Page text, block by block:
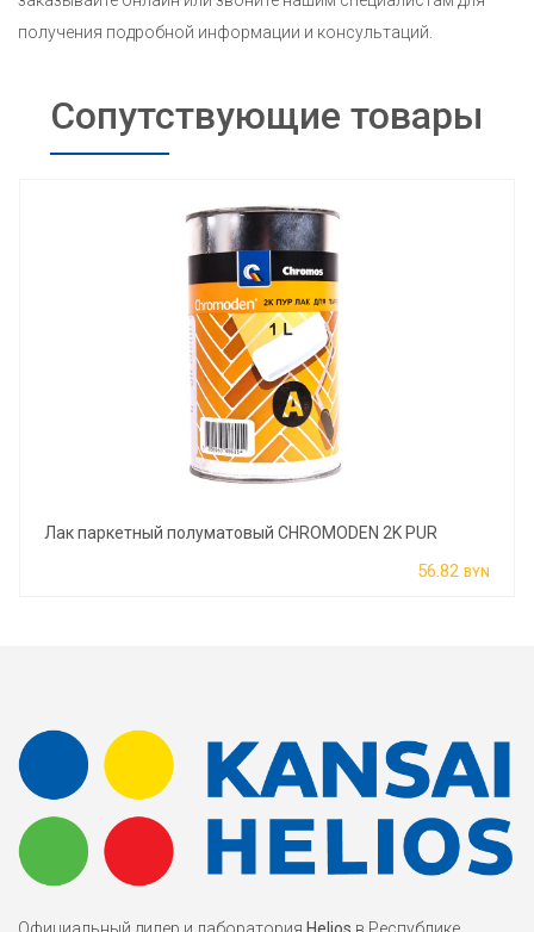
получения подробной информации и консультаций.
Сопутствующие товары
Лак паркетный полуматовый CHROMODEN 2K PUR
56.82 BYN
Официальный дилер и лаборатория Helios в Республике